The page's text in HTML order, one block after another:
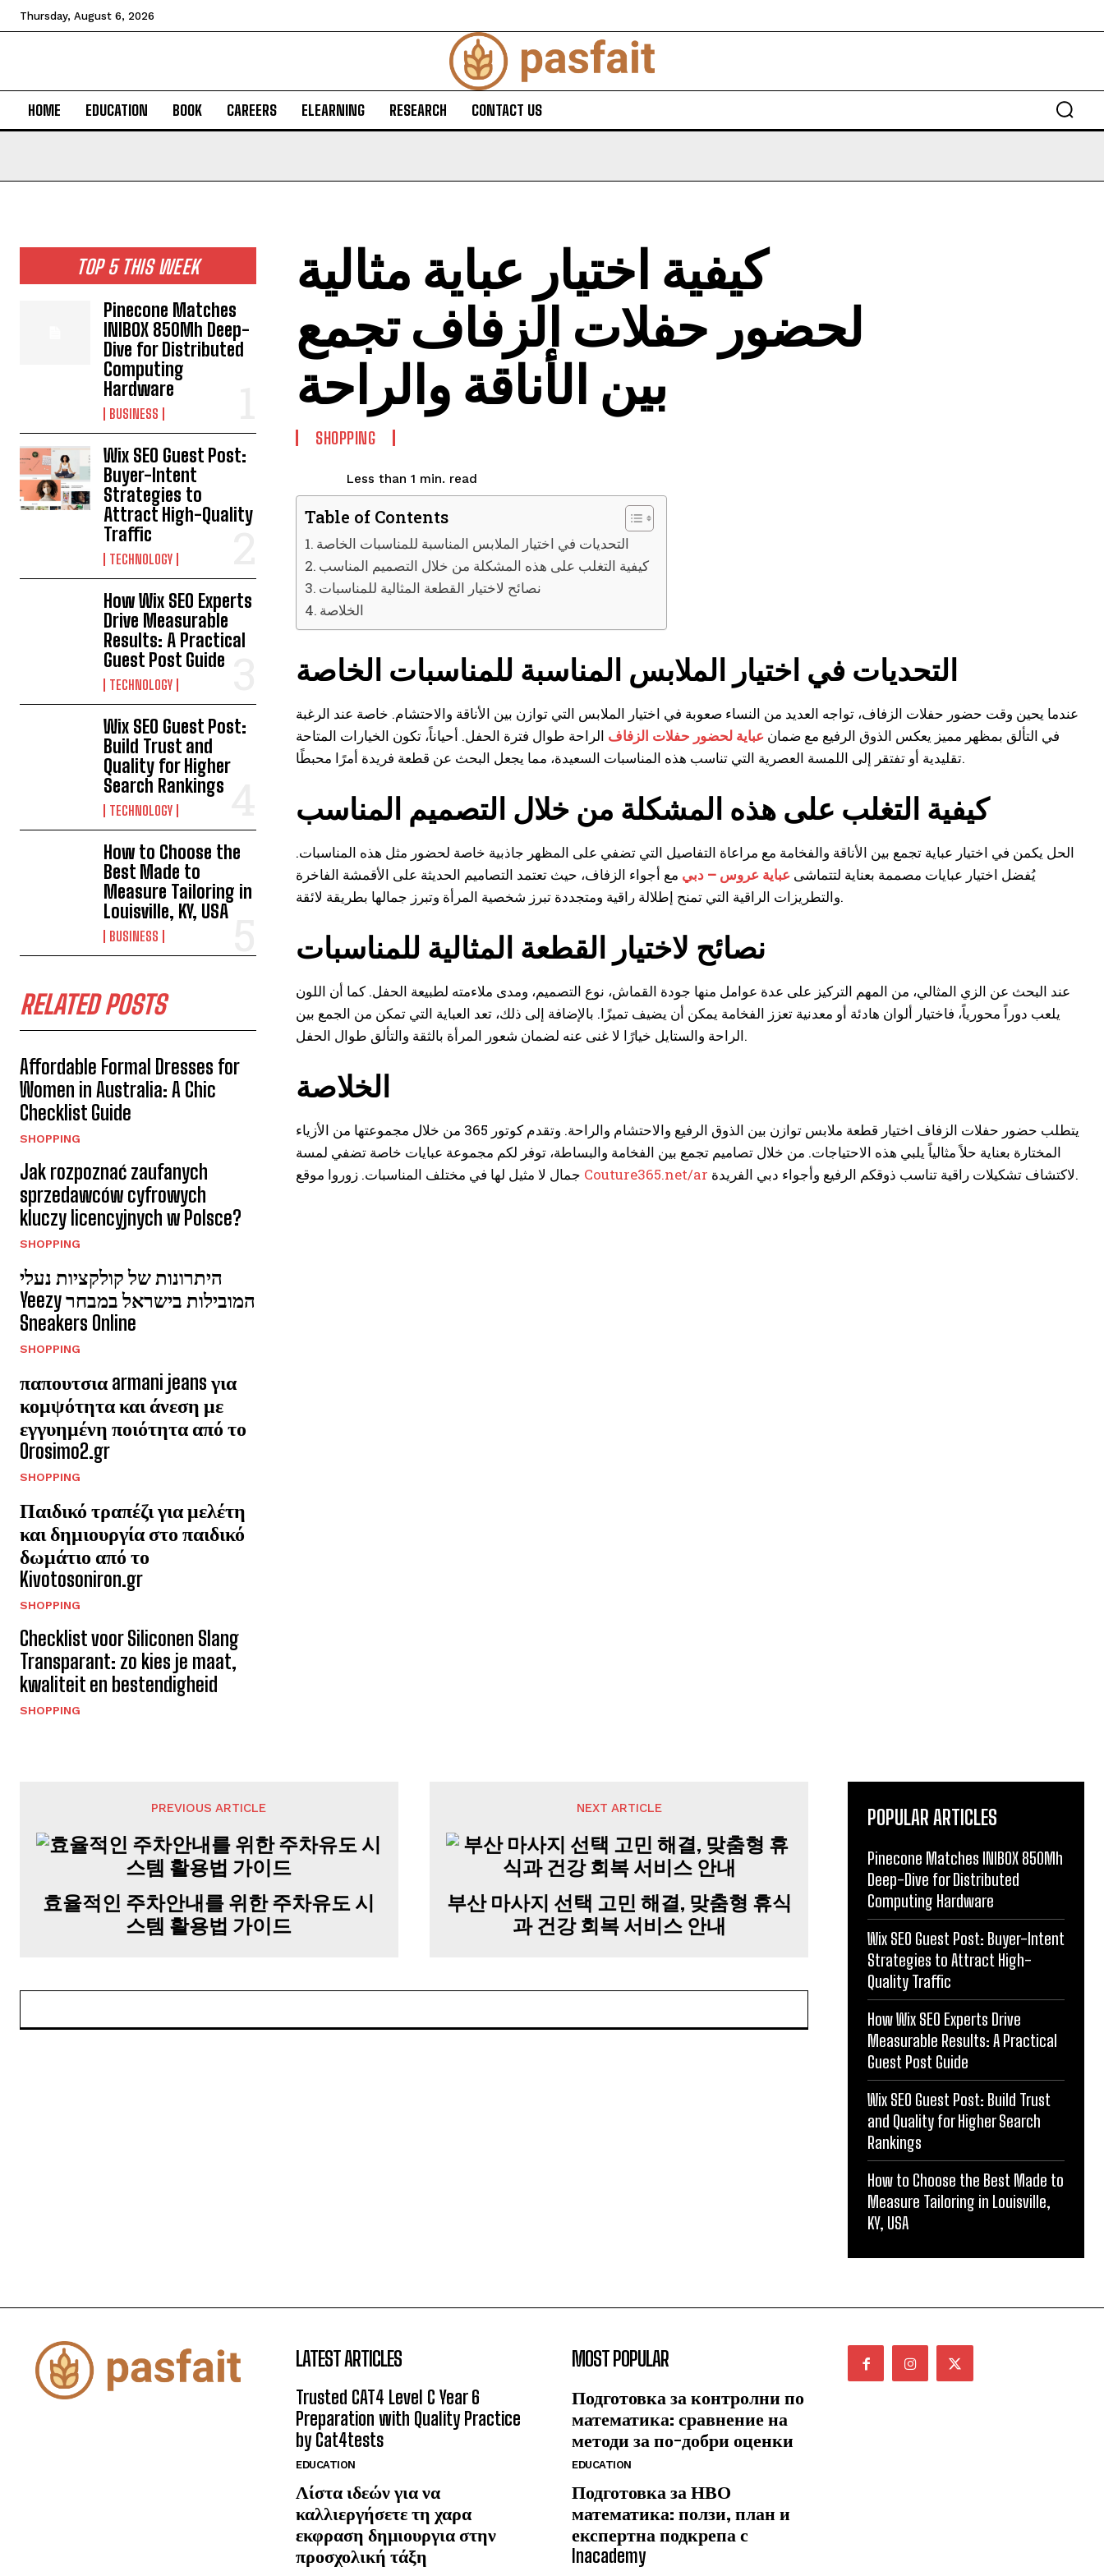
Thursday, August 6, 2026
HOME EDUCATION BOOK CAREERS ELEARNING RESEARCH CONTACT US
TOP 5 THIS WEEK
Pinecone Matches
INIBOX 850Mh Deep-
Dive for Distributed
Computing
Hardware
BUSINESS
Wix SEO Guest Post:
Buyer-Intent
Strategies to
Attract High-Quality
Traffic
TECHNOLOGY
How Wix SEO Experts
Drive Measurable
Results: A Practical
Guest Post Guide
TECHNOLOGY
Wix SEO Guest Post:
Build Trust and
Quality for Higher
Search Rankings
TECHNOLOGY
How to Choose the
Best Made to
Measure Tailoring in
Louisville, KY, USA
BUSINESS
RELATED POSTS
Affordable Formal Dresses for
Women in Australia: A Chic
Checklist Guide
SHOPPING
Jak rozpoznać zaufanych
sprzedawców cyfrowych
kluczy licencyjnych w Polsce?
SHOPPING
היתרונות של קולקציות נעלי
Yeezy המובילות בישראל במבחר
Sneakers Online
SHOPPING
παπουτσια armani jeans για
κομψότητα και άνεση με
εγγυημένη ποιότητα από το
Orosimo2.gr
SHOPPING
Παιδικό τραπέζι για μελέτη
και δημιουργία στο παιδικό
δωμάτιο από το
Kivotosoniron.gr
SHOPPING
Checklist voor Siliconen Slang
Transparant: zo kies je maat,
kwaliteit en bestendigheid
SHOPPING
كيفية اختيار عباية مثالية
لحضور حفلات الزفاف تجمع
بين الأناقة والراحة
SHOPPING
Less than 1 min. read
Table of Contents
التحديات في اختيار الملابس المناسبة للمناسبات الخاصة
كيفية التغلب على هذه المشكلة من خلال التصميم المناسب
نصائح لاختيار القطعة المثالية للمناسبات
الخلاصة
التحديات في اختيار الملابس المناسبة للمناسبات الخاصة
عندما يحين وقت حضور حفلات الزفاف، تواجه العديد من النساء صعوبة في اختيار الملابس التي توازن بين الأناقة والاحتشام. خاصة عند الرغبة
في التألق بمظهر مميز يعكس الذوق الرفيع مع ضمان عباية لحضور حفلات الزفاف الراحة طوال فترة الحفل. أحياناً، تكون الخيارات المتاحة
تقليدية أو تفتقر إلى اللمسة العصرية التي تناسب هذه المناسبات السعيدة، مما يجعل البحث عن قطعة فريدة أمرًا محبطًا.
كيفية التغلب على هذه المشكلة من خلال التصميم المناسب
الحل يكمن في اختيار عباية تجمع بين الأناقة والفخامة مع مراعاة التفاصيل التي تضفي على المظهر جاذبية خاصة لحضور مثل هذه المناسبات.
يُفضل اختيار عبايات مصممة بعناية لتتماشى عباية عروس – دبي مع أجواء الزفاف، حيث تعتمد التصاميم الحديثة على الأقمشة الفاخرة
والتطريزات الراقية التي تمنح إطلالة راقية ومتجددة تبرز شخصية المرأة وتبرز جمالها بطريقة لائقة.
نصائح لاختيار القطعة المثالية للمناسبات
عند البحث عن الزي المثالي، من المهم التركيز على عدة عوامل منها جودة القماش، نوع التصميم، ومدى ملاءمته لطبيعة الحفل. كما أن اللون
يلعب دوراً محورياً، فاختيار ألوان هادئة أو معدنية تعزز الفخامة يمكن أن يضيف تميزًا. بالإضافة إلى ذلك، تعد العباية التي تمكن من الجمع بين
الراحة والستايل خيارًا لا غنى عنه لضمان شعور المرأة بالثقة والتألق طوال الحفل.
الخلاصة
يتطلب حضور حفلات الزفاف اختيار قطعة ملابس توازن بين الذوق الرفيع والاحتشام والراحة. وتقدم كوتور 365 من خلال مجموعتها من الأزياء
المختارة بعناية حلاً مثالياً يلبي هذه الاحتياجات. من خلال تصاميم تجمع بين الفخامة والبساطة، توفر لكم مجموعة عبايات خاصة تضفي لمسة
Couture365.net/ar لاكتشاف تشكيلات راقية تناسب ذوقكم الرفيع وأجواء دبي الفريدة.
PREVIOUS ARTICLE
효율적인 주차안내를 위한 주차유도 시
스템 활용법 가이드
NEXT ARTICLE
부산 마사지 선택 고민 해결, 맞춤형 휴식
과 건강 회복 서비스 안내
POPULAR ARTICLES
Pinecone Matches INIBOX 850Mh
Deep-Dive for Distributed
Computing Hardware
Wix SEO Guest Post: Buyer-Intent
Strategies to Attract High-
Quality Traffic
How Wix SEO Experts Drive
Measurable Results: A Practical
Guest Post Guide
Wix SEO Guest Post: Build Trust
and Quality for Higher Search
Rankings
How to Choose the Best Made to
Measure Tailoring in Louisville,
KY, USA
LATEST ARTICLES
Trusted CAT4 Level C Year 6
Preparation with Quality Practice
by Cat4tests
EDUCATION
Λίστα ιδεών για να
καλλιεργήσετε τη χαρα
εκφραση δημιουργια στην
προσχολική τάξη
MOST POPULAR
Подготовка за контролни по
математика: сравнение на
методи за по-добри оценки
EDUCATION
Подготовка за НВО
математика: ползи, план и
експертна подкрепа с
Inacademy